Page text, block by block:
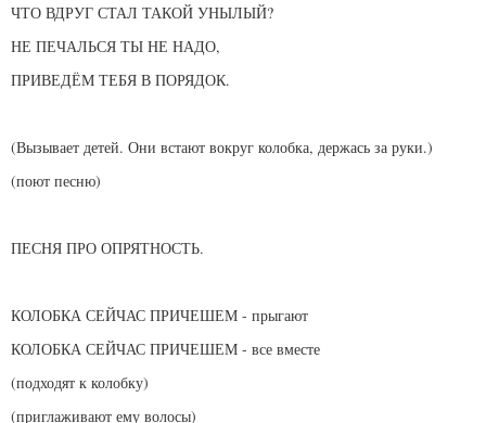
ЧТО ВДРУГ СТАЛ ТАКОЙ УНЫЛЫЙ?
НЕ ПЕЧАЛЬСЯ ТЫ НЕ НАДО,
ПРИВЕДЁМ ТЕБЯ В ПОРЯДОК.
(Вызывает детей. Они встают вокруг колобка, держась за руки.)
(поют песню)
ПЕСНЯ ПРО ОПРЯТНОСТЬ.
КОЛОБКА СЕЙЧАС ПРИЧЕШЕМ - прыгают
КОЛОБКА СЕЙЧАС ПРИЧЕШЕМ - все вместе
(подходят к колобку)
(приглаживают ему волосы)